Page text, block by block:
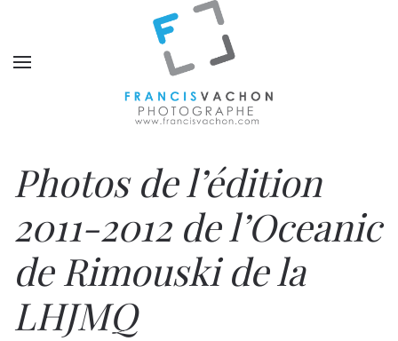
Photos de l’édition
2011-2012 de l’Oceanic
de Rimouski de la
LHJMQ